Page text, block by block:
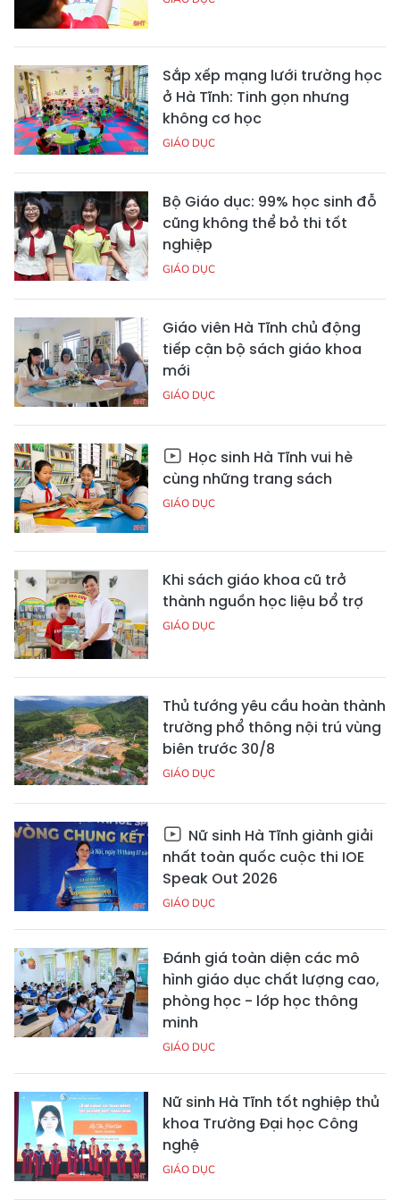
Sắp xếp mạng lưới trường học
ở Hà Tĩnh: Tinh gọn nhưng
không cơ học
GIÁO DỤC
Bộ Giáo dục: 99% học sinh đỗ
cũng không thể bỏ thi tốt
nghiệp
GIÁO DỤC
Giáo viên Hà Tĩnh chủ động
tiếp cận bộ sách giáo khoa
mới
GIÁO DỤC
Học sinh Hà Tĩnh vui hè
cùng những trang sách
GIÁO DỤC
Khi sách giáo khoa cũ trở
thành nguồn học liệu bổ trợ
GIÁO DỤC
Thủ tướng yêu cầu hoàn thành
trường phổ thông nội trú vùng
biên trước 30/8
GIÁO DỤC
Nữ sinh Hà Tĩnh giành giải
nhất toàn quốc cuộc thi IOE
Speak Out 2026
GIÁO DỤC
Đánh giá toàn diện các mô
hình giáo dục chất lượng cao,
phòng học - lớp học thông
minh
GIÁO DỤC
Nữ sinh Hà Tĩnh tốt nghiệp thủ
khoa Trường Đại học Công
nghệ
GIÁO DỤC